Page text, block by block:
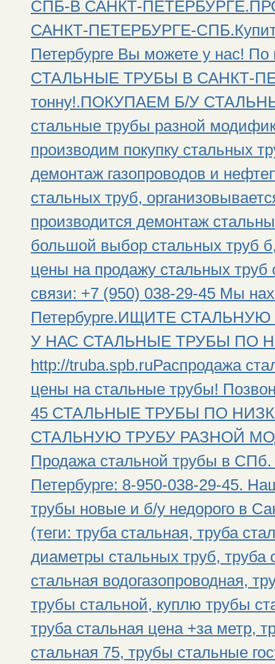
СПБ-В САНКТ-
САНКТ-ПЕТЕРБУРГЕ-
Петербурге Вы можете у нас!
СТАЛЬНЫЕ ТРУБЫ В САНКТ-
тонну!.ПОКУПАЕМ Б/У
стальные трубы разной
производим покупку стальных
демонтаж газопроводов и
стальных труб,
производится демонтаж
большой выбор стальных труб
цены на продажу стальных труб
связи: +7 (950) 038-29-45 Мы
Петербурге.ИЩИТЕ
У НАС СТАЛЬНЫЕ ТРУБЫ ПО
http://truba.spb.ruРаспродажа
цены на стальные трубы!
45 СТАЛЬНЫЕ ТРУБЫ ПО
СТАЛЬНУЮ ТРУБУ РАЗНОЙ
Продажа стальной трубы в СПб.
Петербурге: 8-950-038-29-45.
трубы новые и б/у недорого в
(теги: труба стальная, труба
диаметры стальных труб, труба
стальная водогазопроводная,
трубы стальной, куплю трубы
труба стальная цена +за метр,
стальная 75, трубы стальные